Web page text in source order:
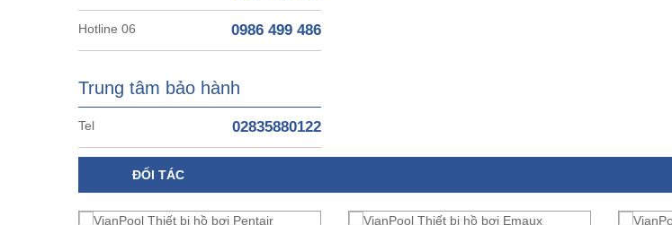
Hotline 06 0986 499 486
Trung tâm bảo hành
Tel 02835880122
ĐỐI TÁC